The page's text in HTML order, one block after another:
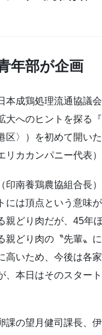
年部が企画
成鶏処理流通協議
大へのヒントを探る
区〉）を初めて開い
カカンパニー代表
印南養鶏農協組合長
には頂点という意味
親どり肉だが、45年
親どり肉の〝先輩〟
高いため、今後は各
、本日はそのスター
課の望月健司課長、